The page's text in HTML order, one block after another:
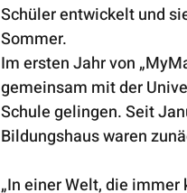
Schüler entwickelt und
Sommer.
Im ersten Jahr von
gemeinsam mit der
Schule gelingen. Seit
Bildungshaus waren
„In einer Welt, die